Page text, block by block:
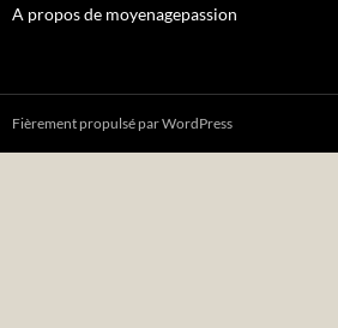
A propos de moyenagepassion
Fièrement propulsé par WordPress